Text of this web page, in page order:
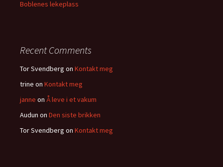
Boblenes lekeplass
Recent Comments
Tor Svendberg on Kontakt meg
trine on Kontakt meg
janne on Å leve i et vakum
Audun on Den siste brikken
Tor Svendberg on Kontakt meg